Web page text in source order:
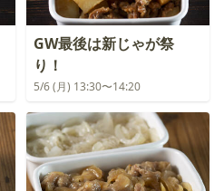
GW最後は新じゃが祭
り！
5/6 (月) 13:30〜14:20